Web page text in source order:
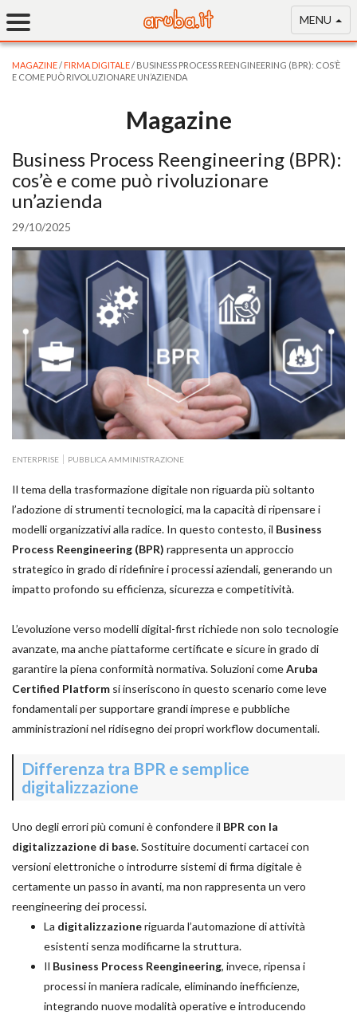
MENU
MAGAZINE/ FIRMA DIGITALE/ BUSINESS PROCESS REENGINEERING (BPR): COS’È
E COME PUÒ RIVOLUZIONARE UN’AZIENDA
Magazine
Business Process Reengineering (BPR):
cos’è e come può rivoluzionare
un’azienda
29/10/2025
ENTERPRISE PUBBLICA AMMINISTRAZIONE
Il tema della trasformazione digitale non riguarda più soltanto
l’adozione di strumenti tecnologici, ma la capacità di ripensare i
modelli organizzativi alla radice. In questo contesto, il Business
Process Reengineering (BPR) rappresenta un approccio
strategico in grado di ridefinire i processi aziendali, generando un
impatto profondo su efficienza, sicurezza e competitività.
L’evoluzione verso modelli digital-first richiede non solo tecnologie
avanzate, ma anche piattaforme certificate e sicure in grado di
garantire la piena conformità normativa. Soluzioni comeAruba
Certified Platform si inseriscono in questo scenario come leve
fondamentali per supportare grandi imprese e pubbliche
amministrazioni nel ridisegno dei propri workflow documentali.
Differenza tra BPR e semplice
digitalizzazione
Uno degli errori più comuni è confondere il BPR con la
digitalizzazione di base. Sostituire documenti cartacei con
versioni elettroniche o introdurre sistemi di firma digitale è
certamente un passo in avanti, ma non rappresenta un vero
reengineering dei processi.
La digitalizzazioneriguarda l’automazione di attività
esistenti senza modificarne la struttura.
Il Business Process Reengineering, invece, ripensa i
processi in maniera radicale, eliminando inefficienze,
integrando nuove modalità operative e introducendo